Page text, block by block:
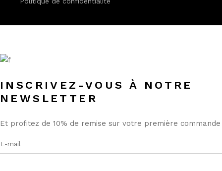
INSCRIVEZ-VOUS À NOTRE
NEWSLETTER
Et profitez de 10% de remise sur votre première commande